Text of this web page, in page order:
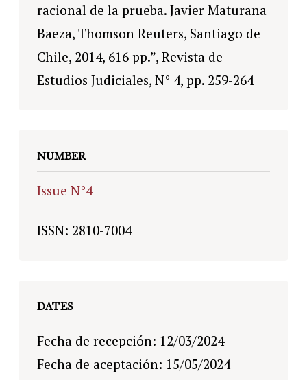
racional de la prueba. Javier Maturana
Baeza, Thomson Reuters, Santiago de
Chile, 2014, 616 pp.”, Revista de
Estudios Judiciales, N° 4, pp. 259-264
NUMBER
Issue N°4
ISSN: 2810-7004
DATES
Fecha de recepción: 12/03/2024
Fecha de aceptación: 15/05/2024